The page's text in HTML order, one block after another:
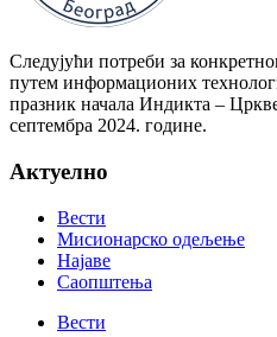
Следујући потреби за
путем информационих
празник начала Индикта –
септембра 2024. године.
Актуелно
Вести
Мисионарско одељење
Најаве
Саопштења
Вести